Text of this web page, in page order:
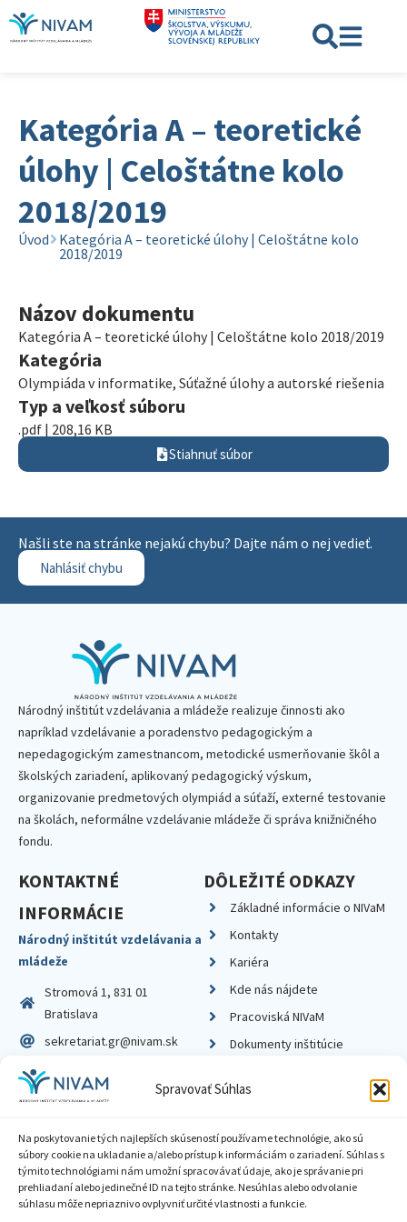
Spravovať Súhlas
Na poskytovanie tých najlepších skúseností používame technológie, ako sú
súbory cookie na ukladanie a/alebo prístup k informáciám o zariadení. Súhlas s
týmito technológiami nám umožní spracovávať údaje, ako je správanie pri
prehliadaní alebo jedinečné ID na tejto stránke. Nesúhlas alebo odvolanie
súhlasu môže nepriaznivo ovplyvniť určité vlastnosti a funkcie.
Kategória A – teoretické
úlohy | Celoštátne kolo
2018/2019
Úvod
Kategória A – teoretické úlohy | Celoštátne kolo
2018/2019
Názov dokumentu
Kategória A – teoretické úlohy | Celoštátne kolo 2018/2019
Kategória
Olympiáda v informatike, Súťažné úlohy a autorské riešenia
Typ a veľkosť súboru
.pdf | 208,16 KB
Stiahnuť súbor
Našli ste na stránke nejakú chybu? Dajte nám o nej vedieť.
Nahlásiť chybu
Národný inštitút vzdelávania a mládeže realizuje činnosti ako
napríklad vzdelávanie a poradenstvo pedagogickým a
nepedagogickým zamestnancom, metodické usmerňovanie škôl a
školských zariadení, aplikovaný pedagogický výskum,
organizovanie predmetových olympiád a súťaží, externé testovanie
na školách, neformálne vzdelávanie mládeže či správa knižničného
fondu.
KONTAKTNÉ
INFORMÁCIE
Národný inštitút vzdelávania a
mládeže
Stromová 1, 831 01
Bratislava
sekretariat.gr@nivam.sk
IČO: 00164348
DIČ: 2020798714
DÔLEŽITÉ ODKAZY
Základné informácie o NIVaM
Kontakty
Kariéra
Kde nás nájdete
Pracoviská NIVaM
Dokumenty inštitúcie
Zásady ochrany súkromia